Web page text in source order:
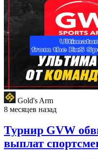
Gold's Arm
8 месяцев назад
Турнир GVW
выплат